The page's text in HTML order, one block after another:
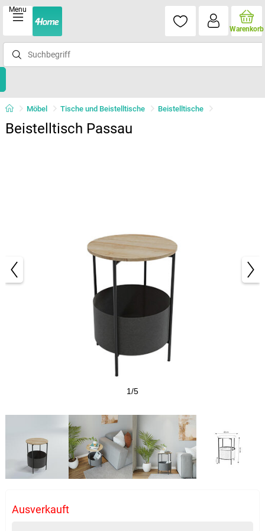
Menu
Warenkorb
Möbel Tische und Beistelltische Beistelltische
Beistelltisch Passau
1/5
Ausverkauft